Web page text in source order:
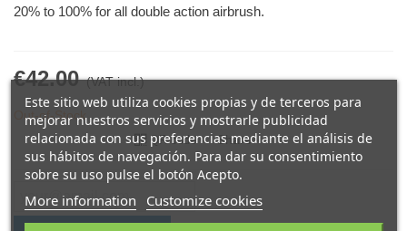
20% to 100% for all double action airbrush.
€42.00 (VAT incl.)
Out-of-Stock
QR code Share
Este sitio web utiliza cookies propias y de terceros para
mejorar nuestros servicios y mostrarle publicidad
relacionada con sus preferencias mediante el análisis de
sus hábitos de navegación. Para dar su consentimiento
sobre su uso pulse el botón Acepto.
More information Customize cookies